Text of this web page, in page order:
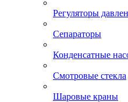
Регуляторы
Сепараторы
Конденсатные
Смотровые стекла
Шаровые краны